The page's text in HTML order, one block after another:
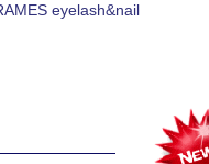
eyelash&nail